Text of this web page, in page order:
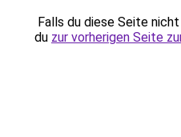
Falls du diese Seite
du zur vorherigen Seite